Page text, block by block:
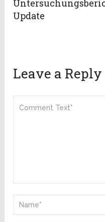
Update
Leave a Reply